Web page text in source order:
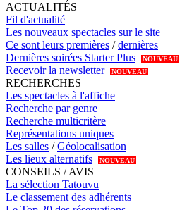
ACTUALITÉS
Fil d'actualité
Les nouveaux spectacles sur le site
Ce sont leurs premières /dernières
Dernières soirées Starter Plus
NOUVEAU
Recevoir la newsletter NOUVEAU
RECHERCHES
Les spectacles à l'affiche
Recherche par genre
Recherche multicritère
Représentations uniques
Les salles /Géolocalisation
Les lieux alternatifs
NOUVEAU
CONSEILS / AVIS
La sélection Tatouvu
Le classement des adhérents